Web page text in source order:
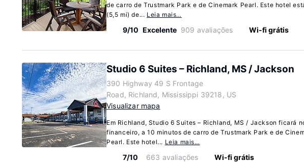
de carro de Trustmark Park e de Cinemark Pearl. Este hotel
(5,5 mi) de... Leia mais…
9/10 Excelente 909 avaliações Wi-fi grátis
Studio 6 Suites – Richland, MS / Jackson
390 Highway 49 S Frontage
Road, Richland, Mississippi 39218, US
Visualizar mapa
Em Richland, Studio 6 Suites – Richland, MS / Jackson ficará
financeiro, a 10 minutos de carro de Trustmark Park e de
Pearl. Este hotel... Leia mais…
7/10 663 avaliações Wi-fi grátis